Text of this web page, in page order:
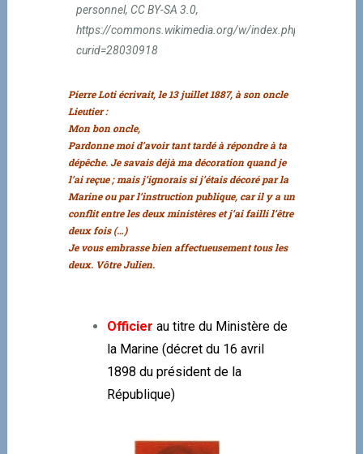
personnel, CC BY-SA 3.0,
https://commons.wikimedia.org/w/index.php?
curid=28030918
Pierre Loti écrivait, le 13 juillet 1887, à son oncle
Lieutier :
Mon bon oncle,
Pardonne moi d’avoir tant tardé à répondre à ta
dépêche. Je savais déjà ma décoration quand je
l’ai reçue ; mais j’ignorais si j’étais décoré par la
Marine ou par l’instruction publique, car il y a un
conflit entre les deux ministères et j’ai failli l’être
deux fois (…)
Je vous embrasse bien affectueusement tous les
deux. Vôtre Julien.
Officier au titre du Ministère de
la Marine (décret du 16 avril
1898 du président de la
République)